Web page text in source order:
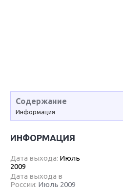
Содержание
Информация
ИНФОРМАЦИЯ
Дата выхода: Июль
2009
Дата выхода в
России: Июль 2009